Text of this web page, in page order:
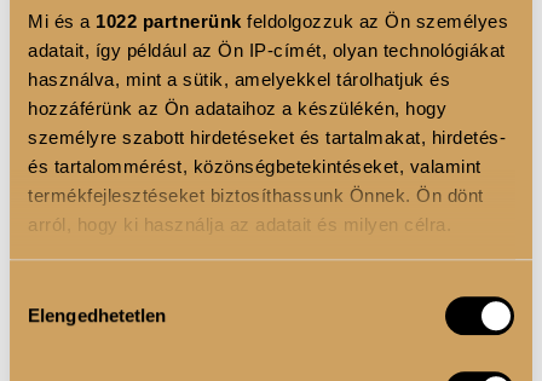
Mi és a 1022 partnerünk feldolgozzuk az Ön személyes
adatait, így például az Ön IP-címét, olyan technológiákat
használva, mint a sütik, amelyekkel tárolhatjuk és
hozzáférünk az Ön adataihoz a készülékén, hogy
személyre szabott hirdetéseket és tartalmakat, hirdetés-
és tartalommérést, közönségbetekintéseket, valamint
termékfejlesztéseket biztosíthassunk Önnek. Ön dönt
arról, hogy ki használja az adatait és milyen célra.
Információgyűjtés az Ön földrajzi elhelyezkedéséről
Az Ön készülékén beazonosítása annak konkrét
kiválasztása
Elengedhetetlen
1
TERMÉKLEÍRÁS
Vendégpárna/Székpárna